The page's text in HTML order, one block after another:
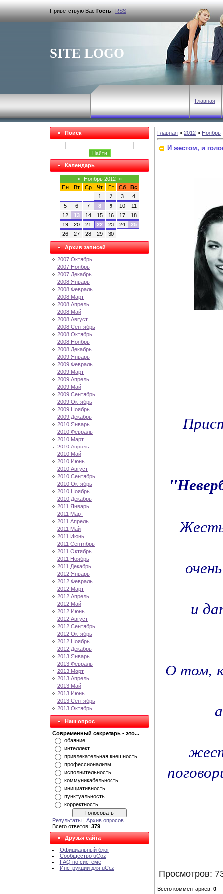
Приветствую Вас Гость|RSS
SITE LOGO
Главная
Поиск
Календарь
« Ноябрь 2012 »
Пн
Вт Ср Чт Пт Сб
Вс
1
2 3
4
5
6 7 8 9 10
11
12
13 14 15 16 17
18
19
20 21 22 23 24
25
26
27 28 29 30
Архив записей
2007 Октябрь
2007 Ноябрь
2007 Декабрь
2008 Январь
2008 Февраль
2008 Март
2008 Апрель
2008 Май
2008 Август
2008 Сентябрь
2008 Октябрь
2008 Ноябрь
2008 Декабрь
2009 Январь
2009 Февраль
2009 Март
2009 Апрель
2009 Май
2009 Сентябрь
2009 Октябрь
2009 Ноябрь
2009 Декабрь
2010 Январь
2010 Февраль
2010 Март
2010 Апрель
2010 Май
2010 Июнь
2010 Август
2010 Сентябрь
2010 Октябрь
2010 Ноябрь
2010 Декабрь
2011 Январь
2011 Март
2011 Апрель
2011 Май
2011 Июнь
2011 Сентябрь
2011 Октябрь
2011 Ноябрь
2011 Декабрь
2012 Январь
2012 Февраль
2012 Март
2012 Апрель
2012 Май
2012 Июнь
2012 Август
2012 Сентябрь
2012 Октябрь
2012 Ноябрь
2012 Декабрь
2013 Январь
2013 Февраль
2013 Март
2013 Апрель
2013 Май
2013 Июнь
2013 Сентябрь
2013 Октябрь
Наш опрос
Современный секретарь - это...
обаяние
интеллект
привлекательная внешность
профессионализм
исполнительность
коммуникабельность
инициативность
пунктуальность
корректность
Результаты | Архив опросов
Всего ответов: 379
Друзья сайта
Официальный блог
Сообщество uCoz
FAQ по системе
Инструкции для uCoz
Главная » 2012 » Ноябрь
И жестом, и
и
О том,
Просмотров:
Всего комментариев: 0